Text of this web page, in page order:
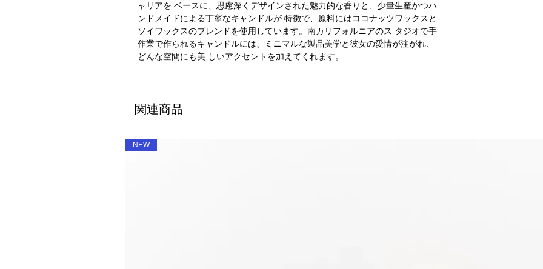
ャリアを ベースに、思慮深くデザインされた魅力的な香りと、少量生産かつハ
ンドメイドによる丁寧なキャンドルが 特徴で、原料にはココナッツワックスと
ソイワックスのブレンドを使用しています。南カリフォルニアのス タジオで手
作業で作られるキャンドルには、ミニマルな製品美学と彼女の愛情が注がれ、
どんな空間にも美 しいアクセントを加えてくれます。
関連商品
NEW